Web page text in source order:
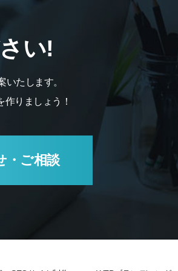
い!
たします。
りましょう！
・ご相談